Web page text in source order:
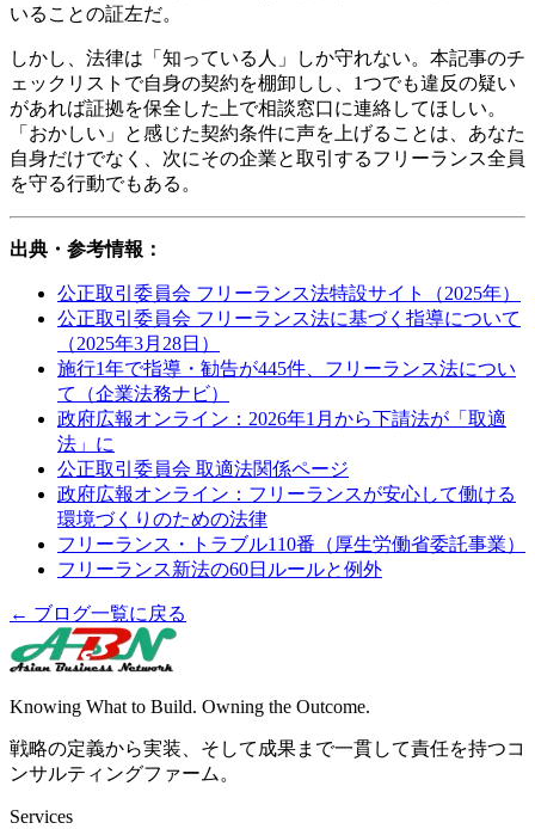
いることの証左だ。
しかし、法律は「知っている人」しか守れない。本記事のチ
ェックリストで自身の契約を棚卸しし、1つでも違反の疑い
があれば証拠を保全した上で相談窓口に連絡してほしい。
「おかしい」と感じた契約条件に声を上げることは、あなた
自身だけでなく、次にその企業と取引するフリーランス全員
を守る行動でもある。
出典・参考情報：
公正取引委員会 フリーランス法特設サイト（2025年）
公正取引委員会 フリーランス法に基づく指導について
（2025年3月28日）
施行1年で指導・勧告が445件、フリーランス法につい
て（企業法務ナビ）
政府広報オンライン：2026年1月から下請法が「取適
法」に
公正取引委員会 取適法関係ページ
政府広報オンライン：フリーランスが安心して働ける
環境づくりのための法律
フリーランス・トラブル110番（厚生労働省委託事業）
フリーランス新法の60日ルールと例外
← ブログ一覧に戻る
Knowing What to Build. Owning the Outcome.
戦略の定義から実装、そして成果まで一貫して責任を持つコ
ンサルティングファーム。
Services